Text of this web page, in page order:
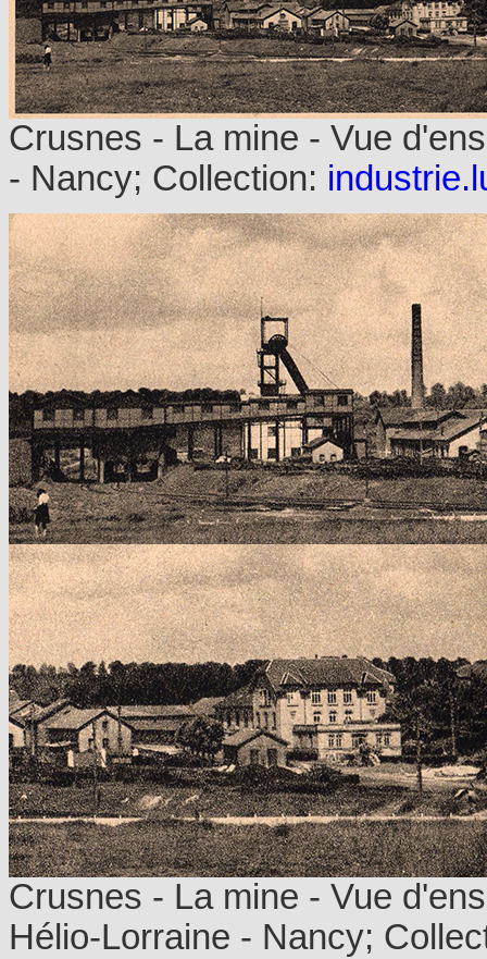
Crusnes - La mine - Vue
- Nancy; Collection:
Crusnes - La mine - Vue
Hélio-Lorraine - Nancy;